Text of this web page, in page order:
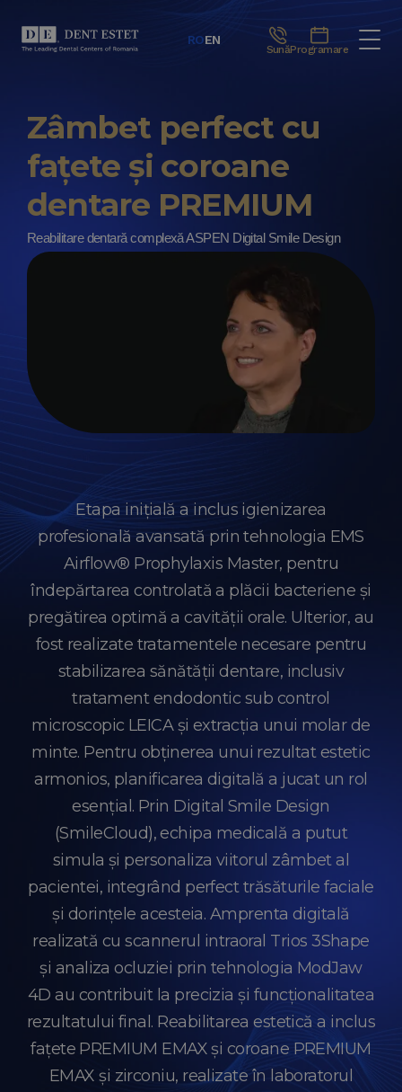
ROEN
SunăProgramare
Zâmbet perfect cu
fațete și coroane
dentare PREMIUM
Reabilitare dentară complexă ASPEN Digital Smile Design
Etapa inițială a inclus igienizarea
profesională avansată prin tehnologia EMS
Airflow® Prophylaxis Master, pentru
îndepărtarea controlată a plăcii bacteriene și
pregătirea optimă a cavității orale. Ulterior, au
fost realizate tratamentele necesare pentru
stabilizarea sănătății dentare, inclusiv
tratament endodontic sub control
microscopic LEICA și extracția unui molar de
minte. Pentru obținerea unui rezultat estetic
armonios, planificarea digitală a jucat un rol
esențial. Prin Digital Smile Design
(SmileCloud), echipa medicală a putut
simula și personaliza viitorul zâmbet al
pacientei, integrând perfect trăsăturile faciale
și dorințele acesteia. Amprenta digitală
realizată cu scannerul intraoral Trios 3Shape
și analiza ocluziei prin tehnologia ModJaw
4D au contribuit la precizia și funcționalitatea
rezultatului final. Reabilitarea estetică a inclus
fațete PREMIUM EMAX și coroane PREMIUM
EMAX și zirconiu, realizate în laboratorul